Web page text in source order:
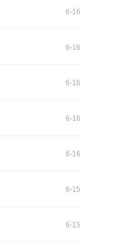
6-16
6-16
6-16
6-16
6-16
6-15
6-15